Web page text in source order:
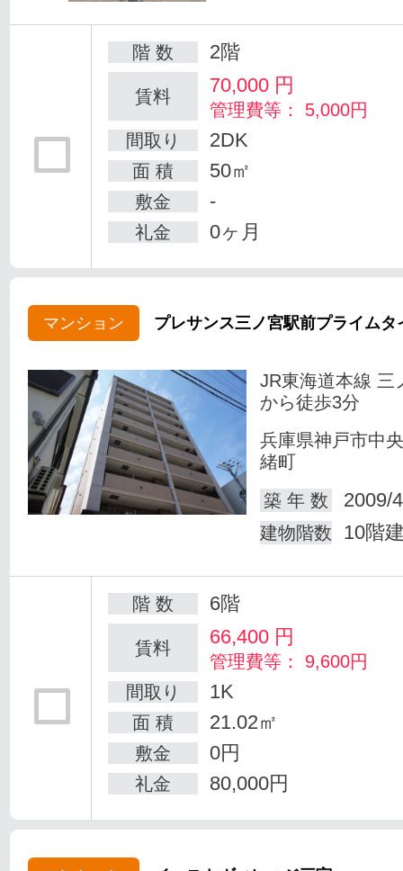
階 数 2階
賃料 70,000 円
管理費等： 5,000円
間取り
2DK
面 積 50㎡
敷金 -
礼金 0ヶ月
マンション プレサンス三ノ宮駅前プライムタ
JR東海道本線 三
から徒歩3分
兵庫県神戸市中
緒町
築 年 数
2009/
建物階数 10階
階 数 6階
賃料 66,400 円
管理費等： 9,600円
間取り
1K
面 積 21.02㎡
敷金 0円
礼金 80,000円